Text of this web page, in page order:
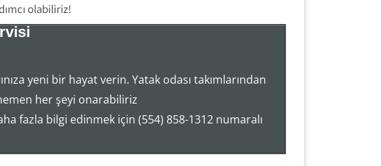
olabiliriz!
yeni bir hayat verin. Yatak odası takımlarından
her şeyi onarabiliriz
fazla bilgi edinmek için (554) 858-1312 numaralı
Servisi